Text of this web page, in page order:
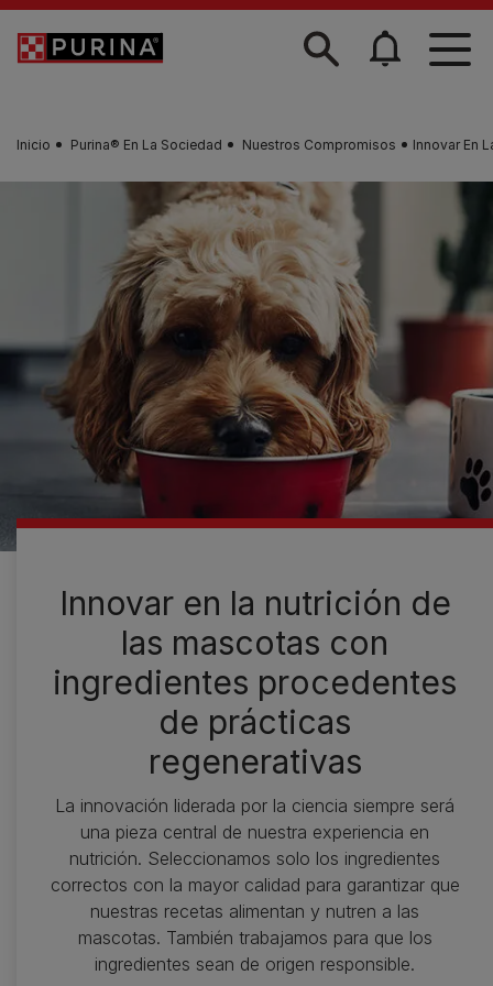
Skip to main content
Inicio Purina® En La Sociedad Nuestros Compromisos Innovar En
Innovar en la nutrición de
las mascotas con
ingredientes procedentes
de prácticas
regenerativas
La innovación liderada por la ciencia siempre será
una pieza central de nuestra experiencia en
nutrición. Seleccionamos solo los ingredientes
correctos con la mayor calidad para garantizar que
nuestras recetas alimentan y nutren a las
mascotas. También trabajamos para que los
ingredientes sean de origen responsible.